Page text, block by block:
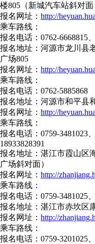
楼805（新城汽车站斜对面
报名网址： http://
乘车路线：
报名电话：0762-6668815
报名地址：河源市龙川县
广场805
报名网址： http://
乘车路线：
报名电话：0762-5885868
报名地址：河源市和平县
报名网址： http://
乘车路线：
报名电话：0759-3481023
18933828391
报名地址：湛江市霞山区
广场斜对面）
报名网址： http://
乘车路线：
报名电话：0759-3481025
报名地址：湛江市赤坎区
报名网址： http://
乘车路线：
报名电话：0759-3201025